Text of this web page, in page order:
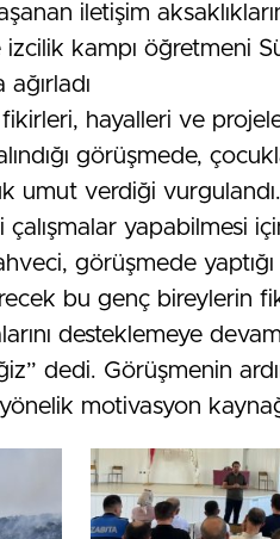
iletişim
izcilik kampı öğretmeni
hayalleri ve
görüşmede,
umut verdiği
yapabilmesi
görüşmede yaptığı
bu genç bireylerin
desteklemeye
dedi. Görüşmenin
motivasyon